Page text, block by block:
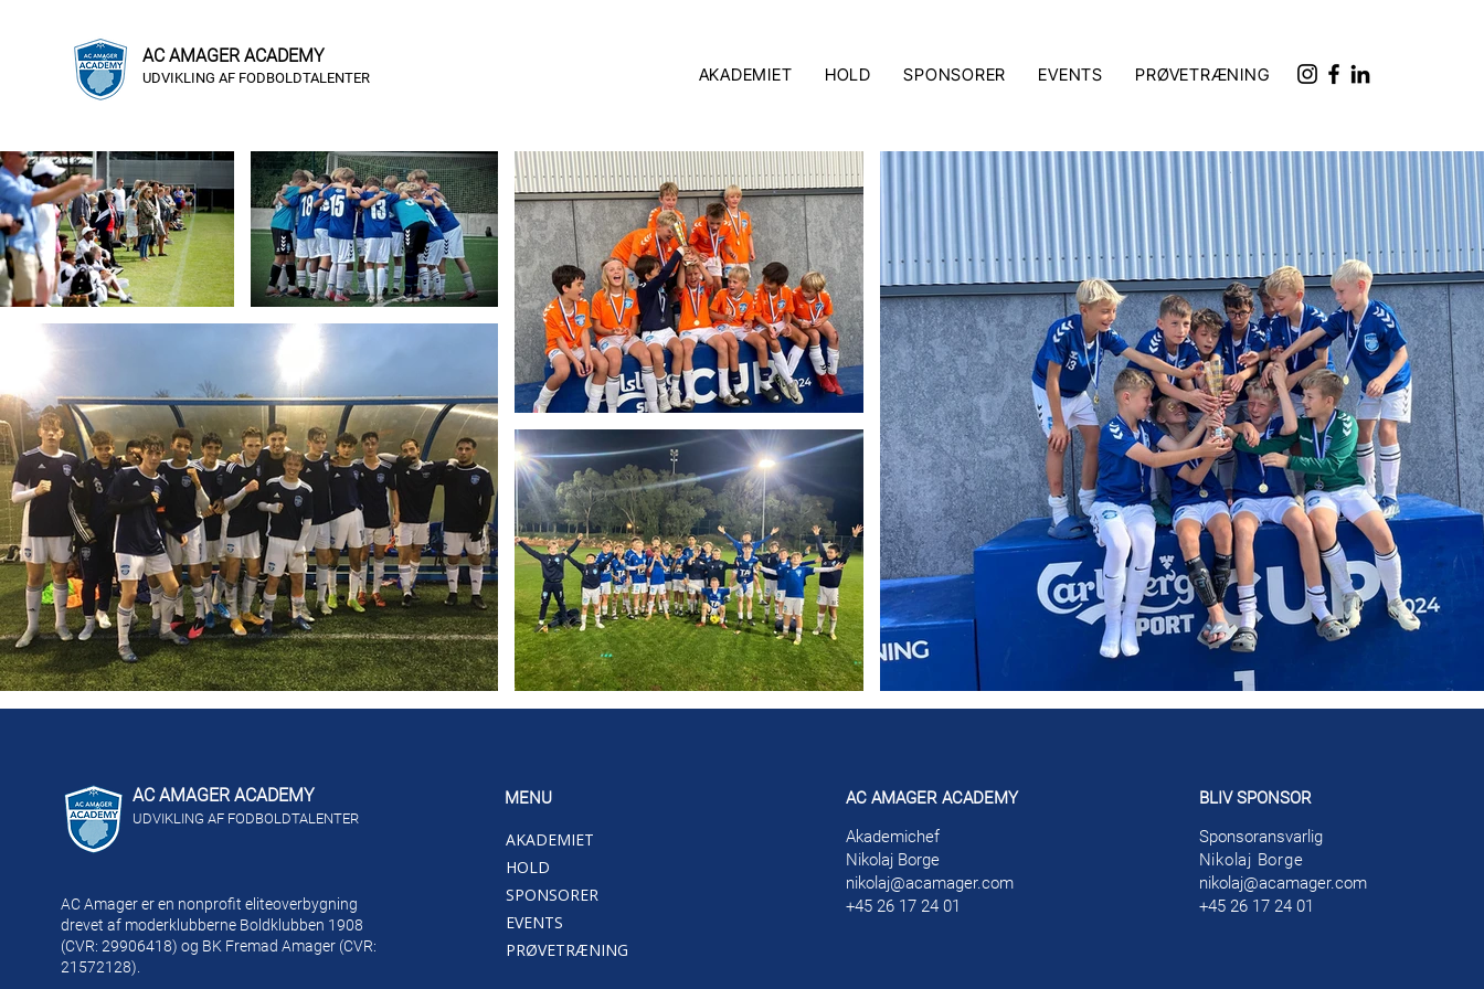
AC AMAGER ACADEMY
UDVIKLING AF FODBOLDTALENTER AKADEMIET HOLD SPONSORER EVENTS PRØVETRÆNING
AC AMAGER ACADEMY
UDVIKLING AF FODBOLDTALENTER
AC Amager er en nonprofit eliteoverbygning
drevet af moderklubberne Boldklubben 1908
(CVR: 29906418) og BK Fremad Amager (CVR:
21572128).
MENU
AKADEMIET
HOLD
SPONSORER
EVENTS
PRØVETRÆNING
AC AMAGER ACADEMY
Akademichef
Nikolaj Borge
nikolaj@acamager.com
+45 26 17 24 01
BLIV SPONSOR
Sponsoransvarlig
Nikolaj Borge
nikolaj@acamager.com
+45 26 17 24 01